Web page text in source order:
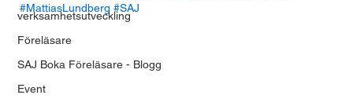
verksamhetsutveckling
Föreläsare
SAJ Boka Föreläsare - Blogg
Event
#MattiasLundberg #SAJ